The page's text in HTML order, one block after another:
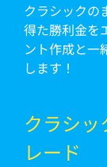
クラシックの
得た勝利金を
ント作成と一
します！
クラシ
レード